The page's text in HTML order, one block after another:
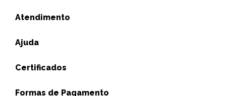
Atendimento
Ajuda
Certificados
Formas de Pagamento